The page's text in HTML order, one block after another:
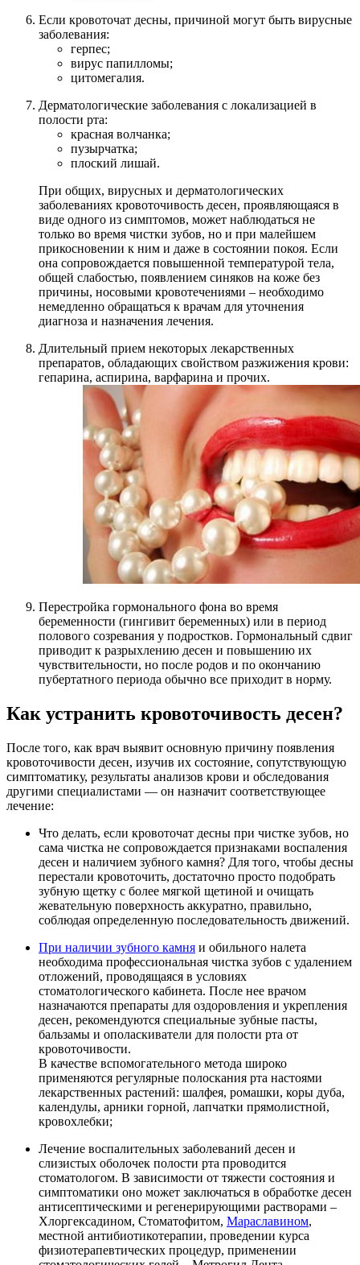
Если кровоточат десны, причиной могут быть вирусные
заболевания:
герпес;
вирус папилломы;
цитомегалия.
Дерматологические заболевания с локализацией в
полости рта:
красная волчанка;
пузырчатка;
плоский лишай.
При общих, вирусных и дерматологических
заболеваниях кровоточивость десен, проявляющаяся в
виде одного из симптомов, может наблюдаться не
только во время чистки зубов, но и при малейшем
прикосновении к ним и даже в состоянии покоя. Если
она сопровождается повышенной температурой тела,
общей слабостью, появлением синяков на коже без
причины, носовыми кровотечениями – необходимо
немедленно обращаться к врачам для уточнения
диагноза и назначения лечения.
Длительный прием некоторых лекарственных
препаратов, обладающих свойством разжижения крови:
гепарина, аспирина, варфарина и прочих.
Перестройка гормонального фона во время
беременности (гингивит беременных) или в период
полового созревания у подростков. Гормональный сдвиг
приводит к разрыхлению десен и повышению их
чувствительности, но после родов и по окончанию
пубертатного периода обычно все приходит в норму.
Как устранить кровоточивость десен?
После того, как врач выявит основную причину появления
кровоточивости десен, изучив их состояние, сопутствующую
симптоматику, результаты анализов крови и обследования
другими специалистами — он назначит соответствующее
лечение:
Что делать, если кровоточат десны при чистке зубов, но
сама чистка не сопровождается признаками воспаления
десен и наличием зубного камня? Для того, чтобы десны
перестали кровоточить, достаточно просто подобрать
зубную щетку с более мягкой щетиной и очищать
жевательную поверхность аккуратно, правильно,
соблюдая определенную последовательность движений.
При наличии зубного камня и обильного налета
необходима профессиональная чистка зубов с удалением
отложений, проводящаяся в условиях
стоматологического кабинета. После нее врачом
назначаются препараты для оздоровления и укрепления
десен, рекомендуются специальные зубные пасты,
бальзамы и ополаскиватели для полости рта от
кровоточивости.
В качестве вспомогательного метода широко
применяются регулярные полоскания рта настоями
лекарственных растений: шалфея, ромашки, коры дуба,
календулы, арники горной, лапчатки прямолистной,
кровохлебки;
Лечение воспалительных заболеваний десен и
слизистых оболочек полости рта проводится
стоматологом. В зависимости от тяжести состояния и
симптоматики оно может заключаться в обработке десен
антисептическими и регенерирующими растворами –
Хлоргексадином, Стоматофитом, Мараславином,
местной антибиотикотерапии, проведении курса
физиотерапевтических процедур, применении